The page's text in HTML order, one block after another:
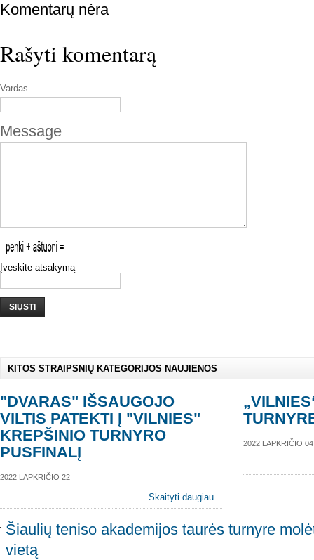
Komentarų nėra
Rašyti komentarą
Vardas
Message
Įveskite atsakymą
SIŲSTI
KITOS STRAIPSNIŲ KATEGORIJOS NAUJIENOS
"DVARAS" IŠSAUGOJO
VILTIS PATEKTI Į "VILNIES"
KREPŠINIO TURNYRO
PUSFINALĮ
2022 LAPKRIČIO 22
Skaityti daugiau...
2022 LAPKRIČIO 04
Šiaulių teniso akademijos taurės turnyre
vietą